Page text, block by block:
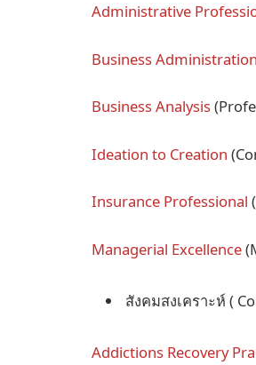
Administrative
Business Administration
Business Analysis
Ideation to Creation
Insurance Professional
Managerial Excellence
สังคมสงเคราะห์ (
Addictions Recovery